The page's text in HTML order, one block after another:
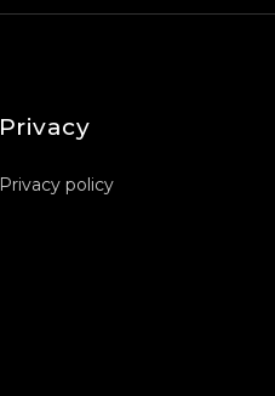
Privacy
Privacy policy